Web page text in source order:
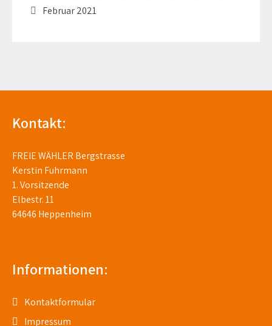
Februar 2021
Kontakt:
FREIE WÄHLER Bergstrasse
Kerstin Fuhrmann
1. Vorsitzende
Elbestr. 11
64646 Heppenheim
Informationen:
Kontaktformular
Impressum